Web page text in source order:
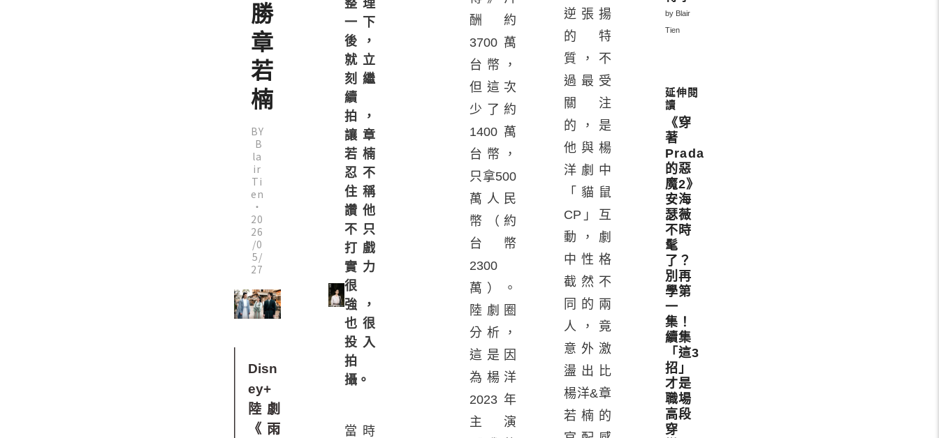
Disn
ey+
陸劇
《雨
勝
章
若
楠
BY
B
la
ir
Ti
en
・
20
26
/0
5/
27
整理
一下
後，
就立
刻繼
續
拍，
讓章
若楠
忍不
住稱
讚他
不只
打戲
實力
很
強，
也很
投入
拍
攝。
當時
酬約
3700萬
台幣，
但這次
少了約
1400萬
台幣，
只拿500
萬人民
幣（約
台幣
2300
萬）。
陸劇圈
分析，
這是因
為楊洋
2023年
主演
逆張揚
的特
質，不
過最受
關注
的，是
他與楊
洋劇中
「貓鼠
CP」互
動，劇
中性格
截然不
同的兩
人，竟
意外激
盪出比
楊洋&章
若楠的
by Blair
Tien
《穿
著
Prada
的惡
魔2》
安海
瑟薇
不時
髦
了？
別再
學第
一
集！
續集
「這3
招」
才是
職場
高段
穿